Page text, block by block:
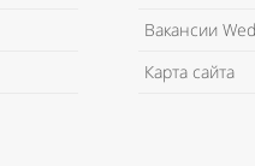
Вакансии
Карта сайта